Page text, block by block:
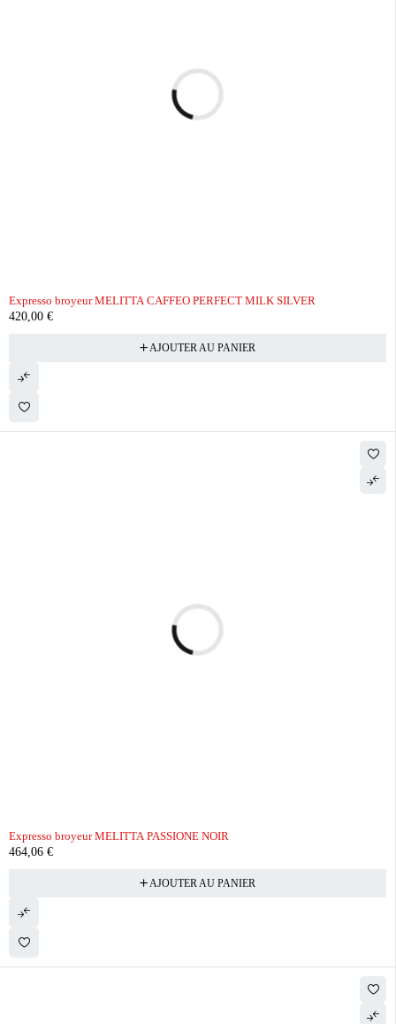
Expresso broyeur MELITTA CAFFEO PERFECT MILK SILVER
420,00 €
AJOUTER AU PANIER
Expresso broyeur MELITTA PASSIONE NOIR
464,06 €
AJOUTER AU PANIER